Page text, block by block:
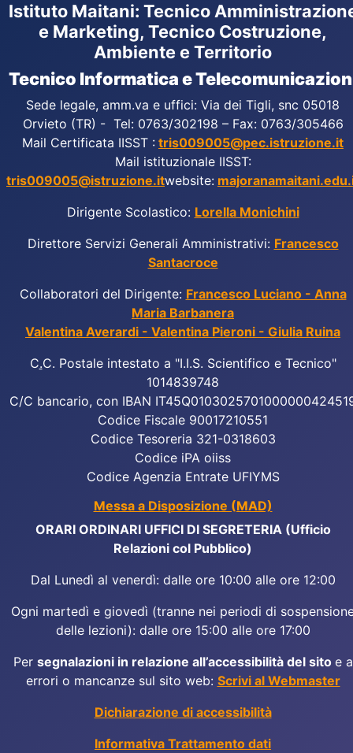
Istituto Maitani: Tecnico
e Marketing, Tecnico Costruzione,
Ambiente e Territorio
Tecnico Informatica e
Sede legale, amm.va e uffici: Via dei Tigli, snc 05018
Orvieto (TR) - Tel: 0763/302198 – Fax: 0763/305466
Mail Certificata IISST : tris009005@pec.istruzione.it
Mail istituzionale IISST:
tris009005@istruzione.itwebsite:
Dirigente Scolastico: Lorella Monichini
Direttore Servizi Generali Amministrativi: Francesco
Santacroce
Collaboratori del Dirigente: Francesco Luciano - Anna
Maria Barbanera
Valentina Averardi - Valentina Pieroni - Giulia Ruina
C.C. Postale intestato a "I.I.S. Scientifico e Tecnico"
1014839748
C/C bancario, con IBAN
Codice Fiscale 90017210551
Codice Tesoreria 321-0318603
Codice iPA oiiss
Codice Agenzia Entrate UFIYMS
Messa a Disposizione (MAD)
ORARI ORDINARI UFFICI DI SEGRETERIA (Ufficio
Relazioni col Pubblico)
Dal Lunedì al venerdì: dalle ore 10:00 alle ore 12:00
Ogni martedì e giovedì (tranne nei periodi di
delle lezioni): dalle ore 15:00 alle ore 17:00
Per segnalazioni in relazione all’accessibilità del sito e a
errori o mancanze sul sito web: Scrivi al Webmaster
Dichiarazione di accessibilità
Informativa Trattamento dati